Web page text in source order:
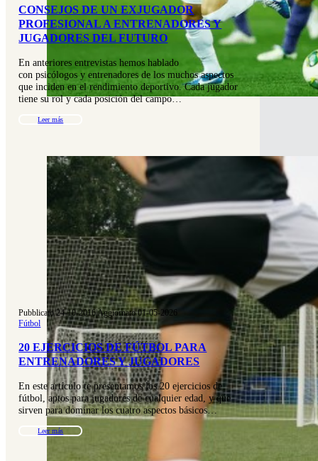
CONSEJOS DE UN EXJUGADOR
PROFESIONAL A ENTRENADORES Y
JUGADORES DEL FUTURO
En anteriores entrevistas hemos hablado
con psicólogos y entrenadores de los muchos aspectos
que inciden en el rendimiento deportivo. Cada jugador
tiene su rol y cada posición del campo…
Leer más
Pubblicato 24-10-2016|Aggiornato 01-05-2026
Fútbol
20 EJERCICIOS DE FÚTBOL PARA
ENTRENADORES Y JUGADORES
En este artículo te presentamos los 20 ejercicios de
fútbol, aptos para jugadores de cualquier edad, y que
sirven para dominar los cuatro aspectos básicos…
Leer más